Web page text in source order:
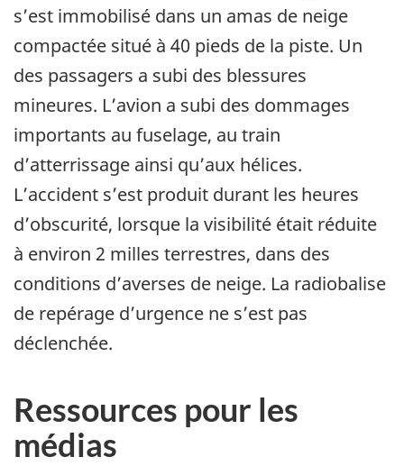
s’est immobilisé dans un amas de neige
compactée situé à 40 pieds de la piste. Un
des passagers a subi des blessures
mineures. L’avion a subi des dommages
importants au fuselage, au train
d’atterrissage ainsi qu’aux hélices.
L’accident s’est produit durant les heures
d’obscurité, lorsque la visibilité était réduite
à environ 2 milles terrestres, dans des
conditions d’averses de neige. La radiobalise
de repérage d’urgence ne s’est pas
déclenchée.
Ressources pour les
médias